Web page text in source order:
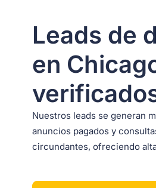
Leads de
en
Nuestros leads se generan
anuncios pagados y
circundantes, ofreciendo